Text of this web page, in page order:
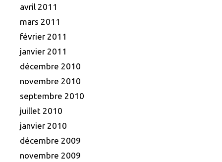
avril 2011
mars 2011
février 2011
janvier 2011
décembre 2010
novembre 2010
septembre 2010
juillet 2010
janvier 2010
décembre 2009
novembre 2009